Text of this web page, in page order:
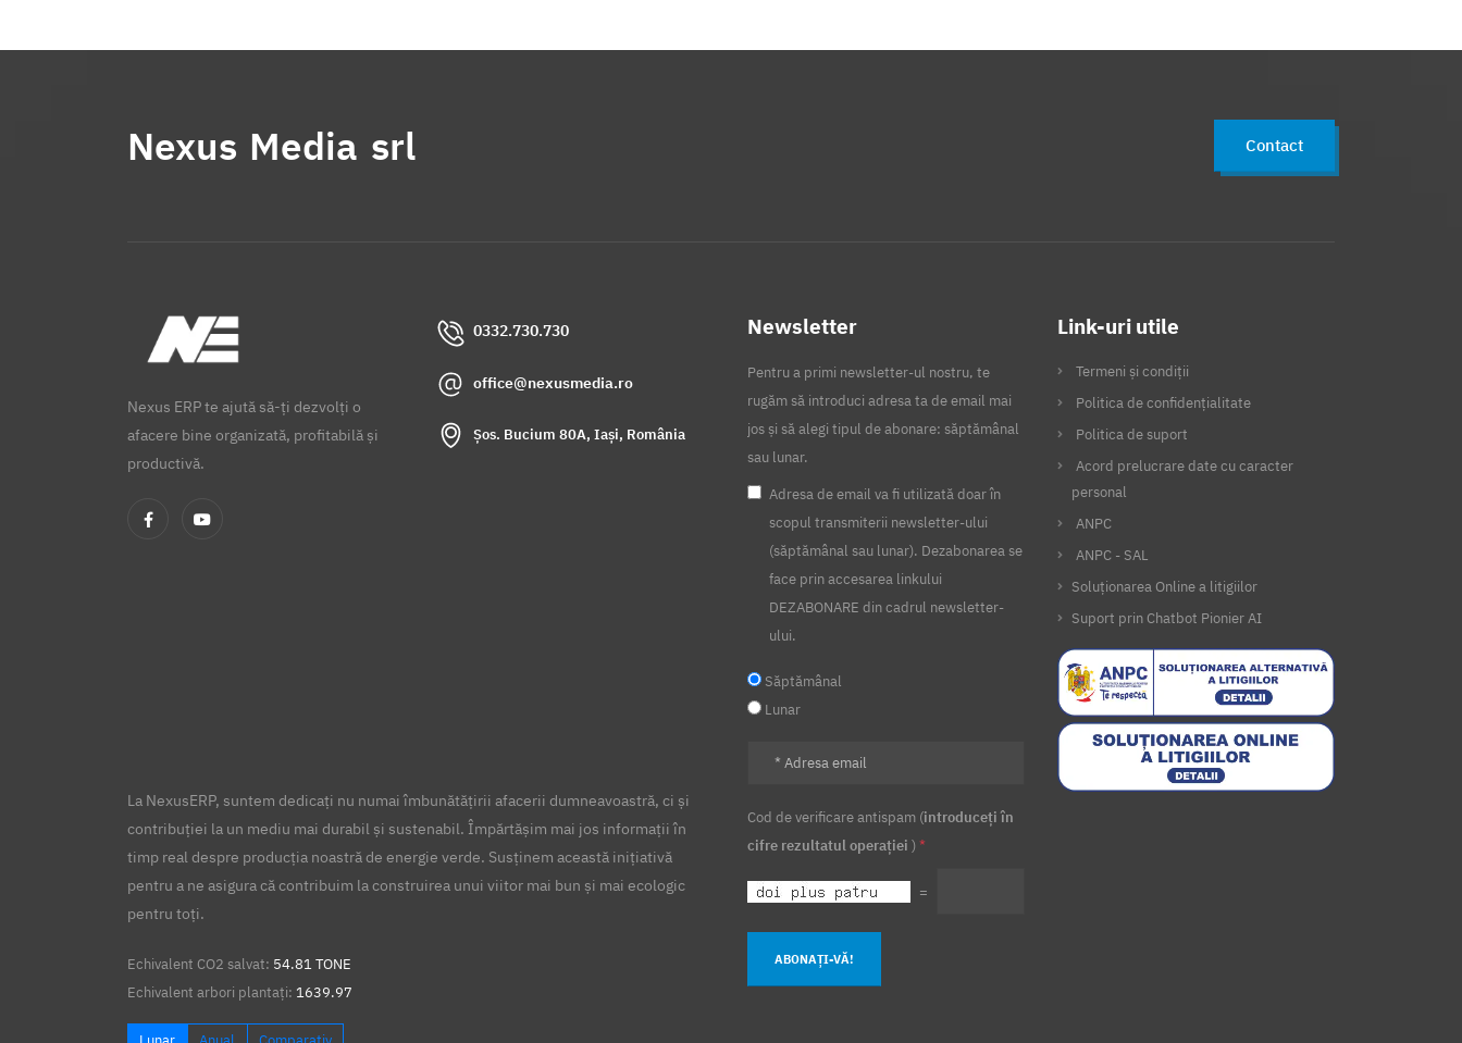
Nexus Media srl Contact
Nexus ERP te ajută să-ți dezvolți o
afacere bine organizată, profitabilă și
productivă.
0332.730.730
office@nexusmedia.ro
Șos. Bucium 80A, Iași, România
Newsletter
Pentru a primi newsletter-ul nostru, te
rugăm să introduci adresa ta de email mai
jos și să alegi tipul de abonare: săptămânal
sau lunar.
Adresa de email va fi utilizată doar în
scopul transmiterii newsletter-ului
(săptămânal sau lunar). Dezabonarea se
face prin accesarea linkului
DEZABONARE din cadrul newsletter-
ului.
Săptămânal
Lunar
Cod de verificare antispam (introduceți în
cifre rezultatul operației ) *
=
ABONAȚI-VĂ!
Link-uri utile
Termeni și condiții
Politica de confidențialitate
Politica de suport
Acord prelucrare date cu caracter
personal
ANPC
ANPC - SAL
Soluționarea Online a litigiilor
Suport prin Chatbot Pionier AI
La NexusERP, suntem dedicați nu numai îmbunătățirii afacerii dumneavoastră, ci și
contribuției la un mediu mai durabil și sustenabil. Împărtășim mai jos informații în
timp real despre producția noastră de energie verde. Susținem această inițiativă
pentru a ne asigura că contribuim la construirea unui viitor mai bun și mai ecologic
pentru toți.
Echivalent CO2 salvat: 54.81 TONE
Echivalent arbori plantați: 1639.97